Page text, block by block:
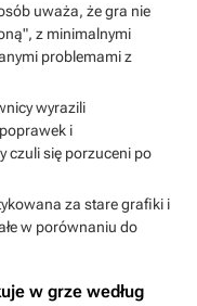
uważa, że gra nie
z minimalnymi
problemami z
wyrazili
i
czuli się porzuceni po
za stare grafiki i
w porównaniu do
w grze według